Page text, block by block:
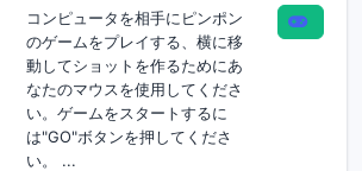
コンピュータを相手にピンポン
のゲームをプレイする、横に移
動してショットを作るためにあ
なたのマウスを使用してくださ
い。ゲームをスタートするに
は"GO"ボタンを押してくださ
い。 ...